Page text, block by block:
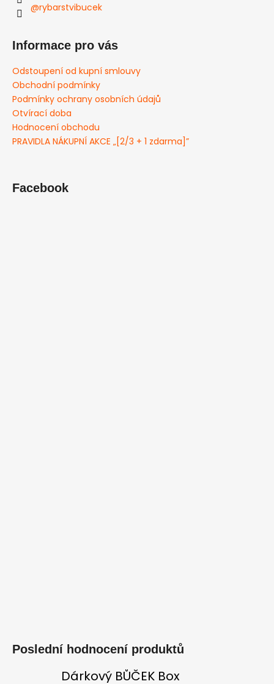
@rybarstvibucek
Informace pro vás
Odstoupení od kupní smlouvy
Obchodní podmínky
Podmínky ochrany osobních údajů
Otvírací doba
Hodnocení obchodu
PRAVIDLA NÁKUPNÍ AKCE „[2/3 + 1 zdarma]”
Facebook
Poslední hodnocení produktů
Dárkový BŮČEK Box